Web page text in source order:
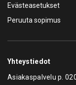
Evästeasetukset
Peruuta sopimus
Yhteystiedot
Asiakaspalvelu p.